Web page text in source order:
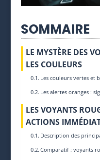
SOMMAIRE
LE MYSTÈRE DES
LES COULEURS
Les couleurs vertes et
Les alertes oranges :
LES VOYANTS
ACTIONS
Description des
Comparatif : voyants